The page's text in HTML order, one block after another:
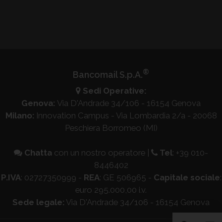
Bancomail S.p.A.®
Sedi Operative:
Genova: Via D'Andrade 34/106 - 16154 Genova
Milano: Innovation Campus - Via Lombardia 2/a - 20068
Peschiera Borromeo (MI)
Chatta con un nostro operatore Tel: +39 010-
8446402
P.IVA: 02727350999 - REA: GE 506965 - Capitale sociale:
euro 295.000,00 i.v.
Sede legale: Via D'Andrade 34/106 - 16154 Genova